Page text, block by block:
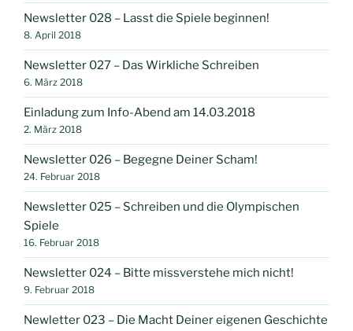
Newsletter 028 – Lasst die Spiele beginnen!
8. April 2018
Newsletter 027 – Das Wirkliche Schreiben
6. März 2018
Einladung zum Info-Abend am 14.03.2018
2. März 2018
Newsletter 026 – Begegne Deiner Scham!
24. Februar 2018
Newsletter 025 – Schreiben und die Olympischen
Spiele
16. Februar 2018
Newsletter 024 – Bitte missverstehe mich nicht!
9. Februar 2018
Newletter 023 – Die Macht Deiner eigenen Geschichte